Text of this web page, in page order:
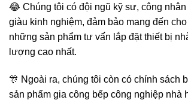
😂 Chúng tôi có đội ngũ kỹ sư, công nhân
giàu kinh nghiệm, đảm bảo mang đến
những sản phẩm tư vấ́n lắp đặt thiết bị
lượng cao nhất.
🎊 Ngoài ra, chúng tôi còn có chính sách
sản phẩm gia công bếp công nghiệp nhà